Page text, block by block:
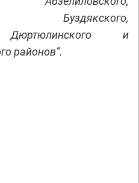
Буздякского,
Дюртюлинского и
районов”.